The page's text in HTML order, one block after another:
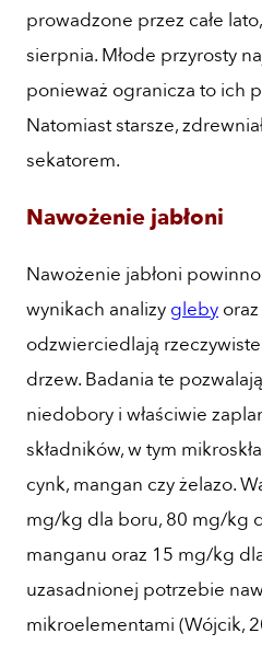
prowadzone przez całe
sierpnia. Młode przyrosty
ponieważ ogranicza to ich
Natomiast starsze,
sekatorem.
Nawożenie jabłoni
Nawożenie jabłoni
wynikach analizy gleby
odzwierciedlają
drzew. Badania te
niedobory i właściwie
składników, w tym
cynk, mangan czy żelazo.
mg/kg dla boru, 80 mg/kg
manganu oraz 15 mg/kg
uzasadnionej potrzebie
mikroelementami (Wójcik,